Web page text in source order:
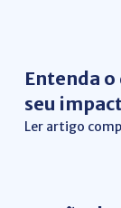
Entenda
seu
Ler artigo